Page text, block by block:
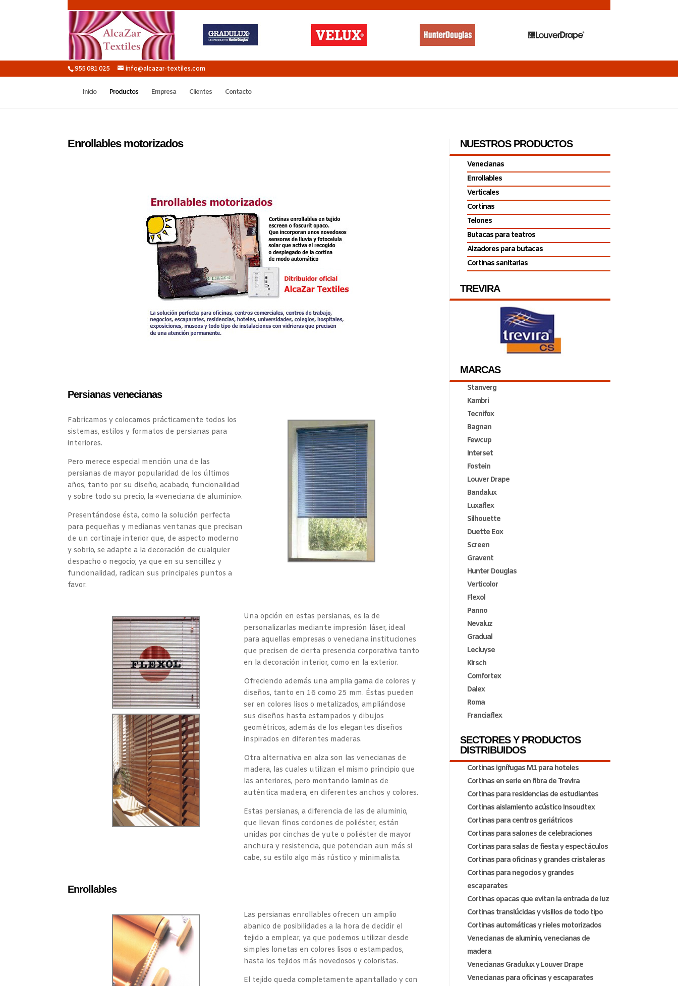
955 081 025 info@alcazar-textiles.com
Inicio Productos Empresa Clientes Contacto
Enrollables motorizados
Persianas venecianas
Fabricamos y colocamos prácticamente todos los
sistemas, estilos y formatos de persianas para
interiores.
Pero merece especial mención una de las
persianas de mayor popularidad de los últimos
años, tanto por su diseño, acabado, funcionalidad
y sobre todo su precio, la «veneciana de aluminio».
Presentándose ésta, como la solución perfecta
para pequeñas y medianas ventanas que precisan
de un cortinaje interior que, de aspecto moderno
y sobrio, se adapte a la decoración de cualquier
despacho o negocio; ya que en su sencillez y
funcionalidad, radican sus principales puntos a
favor.
Una opción en estas persianas, es la de
personalizarlas mediante impresión láser, ideal
para aquellas empresas o veneciana instituciones
que precisen de cierta presencia corporativa tanto
en la decoración interior, como en la exterior.
Ofreciendo además una amplia gama de colores y
diseños, tanto en 16 como 25 mm. Éstas pueden
ser en colores lisos o metalizados, ampliándose
sus diseños hasta estampados y dibujos
geométricos, además de los elegantes diseños
inspirados en diferentes maderas.
Otra alternativa en alza son las venecianas de
madera, las cuales utilizan el mismo principio que
las anteriores, pero montando laminas de
auténtica madera, en diferentes anchos y colores.
Estas persianas, a diferencia de las de aluminio,
que llevan finos cordones de poliéster, están
unidas por cinchas de yute o poliéster de mayor
anchura y resistencia, que potencian aun más si
cabe, su estilo algo más rústico y minimalista.
Enrollables
Las persianas enrollables ofrecen un amplio
abanico de posibilidades a la hora de decidir el
tejido a emplear, ya que podemos utilizar desde
simples lonetas en colores lisos o estampados,
hasta los tejidos más novedosos y coloristas.
El tejido queda completamente apantallado y con
NUESTROS PRODUCTOS
Venecianas
Enrollables
Verticales
Cortinas
Telones
Butacas para teatros
Alzadores para butacas
Cortinas sanitarias
TREVIRA
MARCAS
Stanverg
Kambri
Tecnifox
Bagnan
Fewcup
Interset
Fostein
Louver Drape
Bandalux
Luxaflex
Silhouette
Duette Eox
Screen
Gravent
Hunter Douglas
Verticolor
Flexol
Panno
Nevaluz
Gradual
Lecluyse
Kirsch
Comfortex
Dalex
Roma
Franciaflex
SECTORES Y PRODUCTOS
DISTRIBUIDOS
Cortinas ignífugas M1 para hoteles
Cortinas en serie en fibra de Trevira
Cortinas para residencias de estudiantes
Cortinas aislamiento acústico Insoudtex
Cortinas para centros geriátricos
Cortinas para salones de celebraciones
Cortinas para salas de fiesta y espectáculos
Cortinas para oficinas y grandes cristaleras
Cortinas para negocios y grandes
escaparates
Cortinas opacas que evitan la entrada de luz
Cortinas translúcidas y visillos de todo tipo
Cortinas automáticas y rieles motorizados
Venecianas de aluminio, venecianas de
madera
Venecianas Gradulux y Louver Drape
Venecianas para oficinas y escaparates